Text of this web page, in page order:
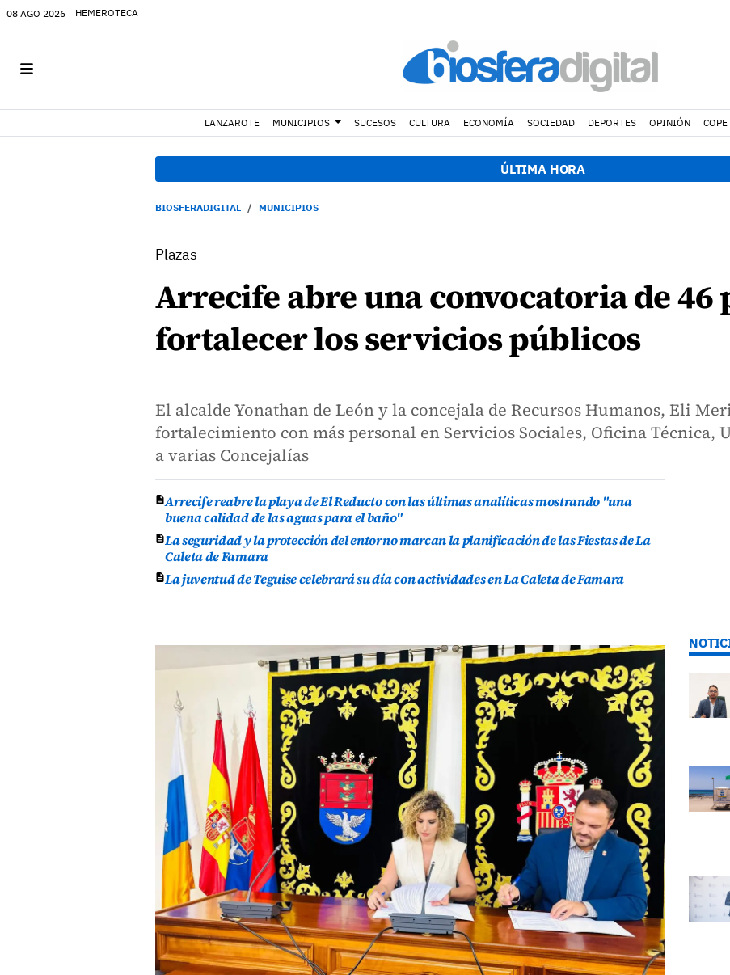
08 AGO 2026 HEMEROTECA
LANZAROTE MUNICIPIOS SUCESOS CULTURA ECONOMÍA SOCIEDAD DEPORTES OPINIÓN
ÚLTIMA HORA
BIOSFERADIGITAL MUNICIPIOS
Plazas
Arrecife abre una convocatoria de 46
fortalecer los servicios públicos
El alcalde Yonathan de León y la concejala de Recursos Humanos, Eli
fortalecimiento con más personal en Servicios Sociales, Oficina Técnica,
a varias Concejalías
Arrecife reabre la playa de El Reducto con las últimas analíticas mostrando "una
buena calidad de las aguas para el baño"
La seguridad y la protección del entorno marcan la planificación de las Fiestas de La
Caleta de Famara
La juventud de Teguise celebrará su día con actividades en La Caleta de Famara